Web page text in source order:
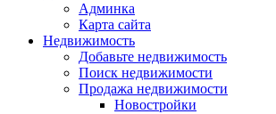
Админка
Карта сайта
Недвижимость
Добавьте недвижимость
Поиск недвижимости
Продажа недвижимости
Новостройки